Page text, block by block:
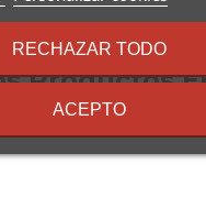
Productos
Categoría:
términos
condiciones
RECHAZAR TODO
ACEPTO